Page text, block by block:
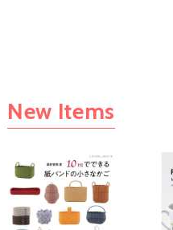
New Items